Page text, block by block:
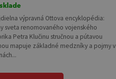
výpravná Ottova encyklopédia:
sveta renomovaného vojenského
Petra Klučinu stručnou a pútavou
mapuje základné medzníky a pojmy v